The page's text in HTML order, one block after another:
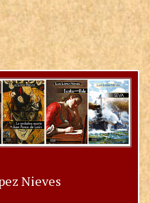
Nieves